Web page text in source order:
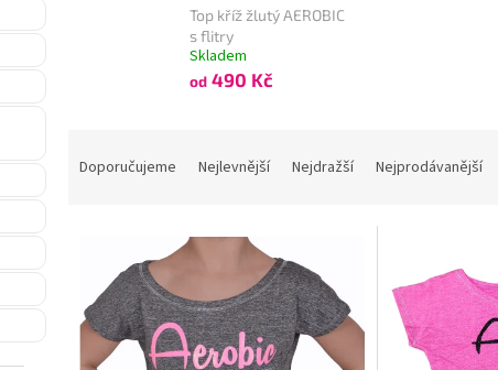
Top kříž žlutý AEROBIC
s flitry
Skladem
od 490 Kč
Doporučujeme Nejlevnější Nejdražší Nejprodávanější